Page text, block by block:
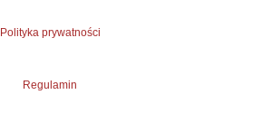
Polityka prywatności
Regulamin